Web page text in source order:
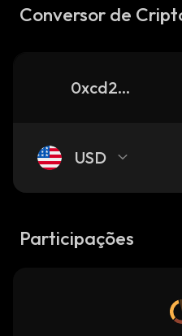
Conversor de
0xcd2317b3d6087c95ca78938533b954861917fec9_binance_smart
USD
Participações